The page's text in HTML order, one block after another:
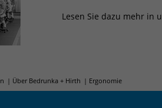
Lesen Sie dazu mehr in
Über Bedrunka + Hirth Ergonomie
Zweck